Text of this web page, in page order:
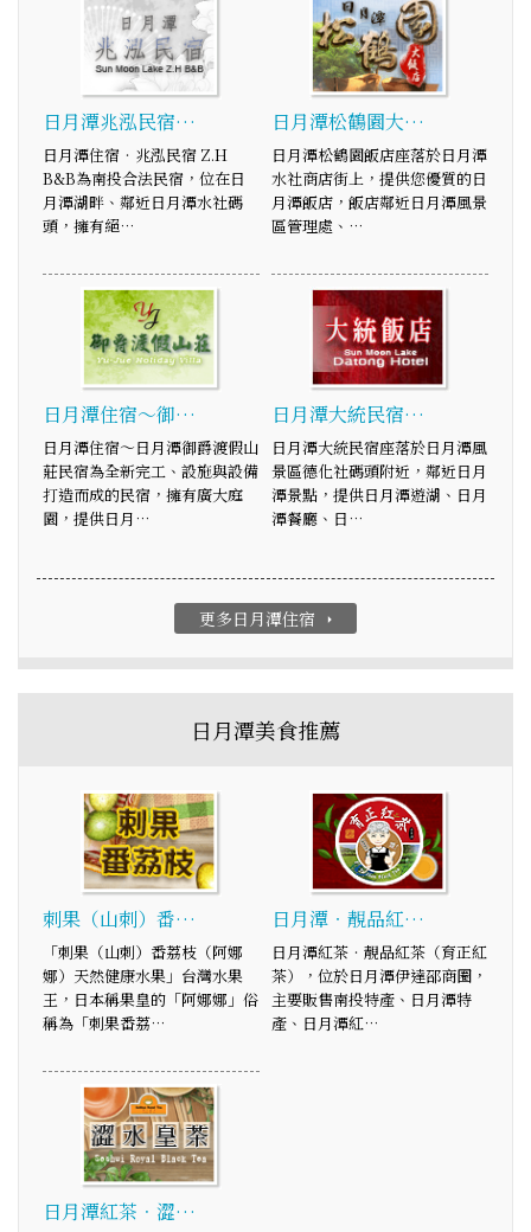
日月潭兆泓民宿…
日月潭住宿‧兆泓民宿 Z.H
B&B為南投合法民宿，位在日
月潭湖畔、鄰近日月潭水社碼
頭，擁有絕…
日月潭松鶴園大…
日月潭松鶴園飯店座落於日月潭
水社商店街上，提供您優質的日
月潭飯店，飯店鄰近日月潭風景
區管理處、…
日月潭住宿～御…
日月潭住宿～日月潭御爵渡假山
莊民宿為全新完工、設施與設備
打造而成的民宿，擁有廣大庭
園，提供日月…
日月潭大統民宿…
日月潭大統民宿座落於日月潭風
景區德化社碼頭附近，鄰近日月
潭景點，提供日月潭遊湖、日月
潭餐廳、日…
更多日月潭住宿 arrow_right
日月潭美食推薦
刺果（山刺）番…
「刺果（山刺）番荔枝（阿娜
娜）天然健康水果」台灣水果
王，日本稱果皇的「阿娜娜」俗
稱為「刺果番荔…
日月潭‧靚品紅…
日月潭紅茶‧靚品紅茶（育正紅
茶），位於日月潭伊達邵商圈，
主要販售南投特產、日月潭特
產、日月潭紅…
日月潭紅茶．澀…